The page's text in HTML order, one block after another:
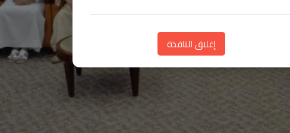
ساعات العمل
من السبت إلى الخميس
إغلاق النافذة